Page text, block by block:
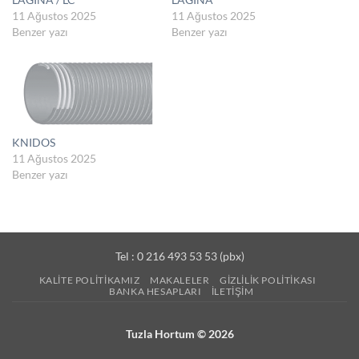
11 Ağustos 2025
Benzer yazı
11 Ağustos 2025
Benzer yazı
KNIDOS
11 Ağustos 2025
Benzer yazı
Tel : 0 216 493 53 53 (pbx)
KALITE POLITIKAMIZ MAKALELER
GIZLILIK POLITIKASI
BANKA HESAPLARI
İLETIŞIM
Tuzla Hortum © 2026